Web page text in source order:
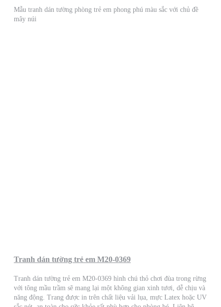
Mẫu tranh dán tường phòng trẻ em phong phú màu sắc với chủ đề
mây núi
Tranh dán tường trẻ em M20-0369
Tranh dán tường trẻ em M20-0369 hình chú thỏ chơi đùa trong rừng
với tông mầu trầm sẽ mang lại một không gian xinh tươi, dễ chịu và
năng động. Trang được in trên chất liệu vải lụa, mực Latex hoặc UV